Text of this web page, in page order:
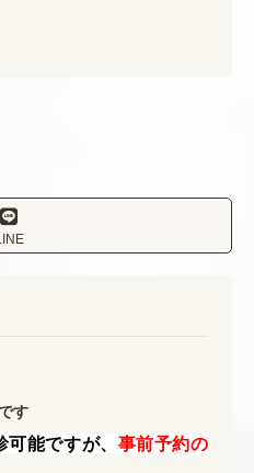
す
能ですが、 事前予約の